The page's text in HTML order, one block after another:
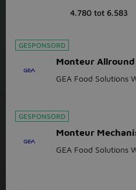
4.780 tot 6.583
GESPONSORD
Monteur Allround
GEA Food Solutions
GESPONSORD
Monteur
GEA Food Solutions